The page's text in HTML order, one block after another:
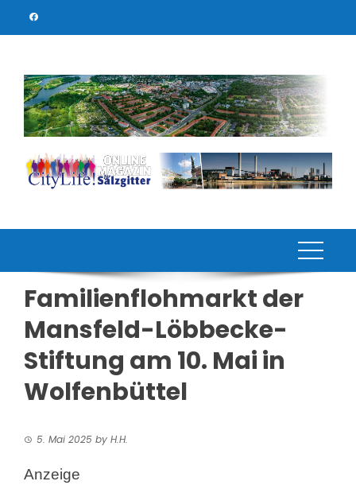
Familienflohmarkt der
Mansfeld-Löbbecke-
Stiftung am 10. Mai in
Wolfenbüttel
5. Mai 2025 by H.H.
Anzeige